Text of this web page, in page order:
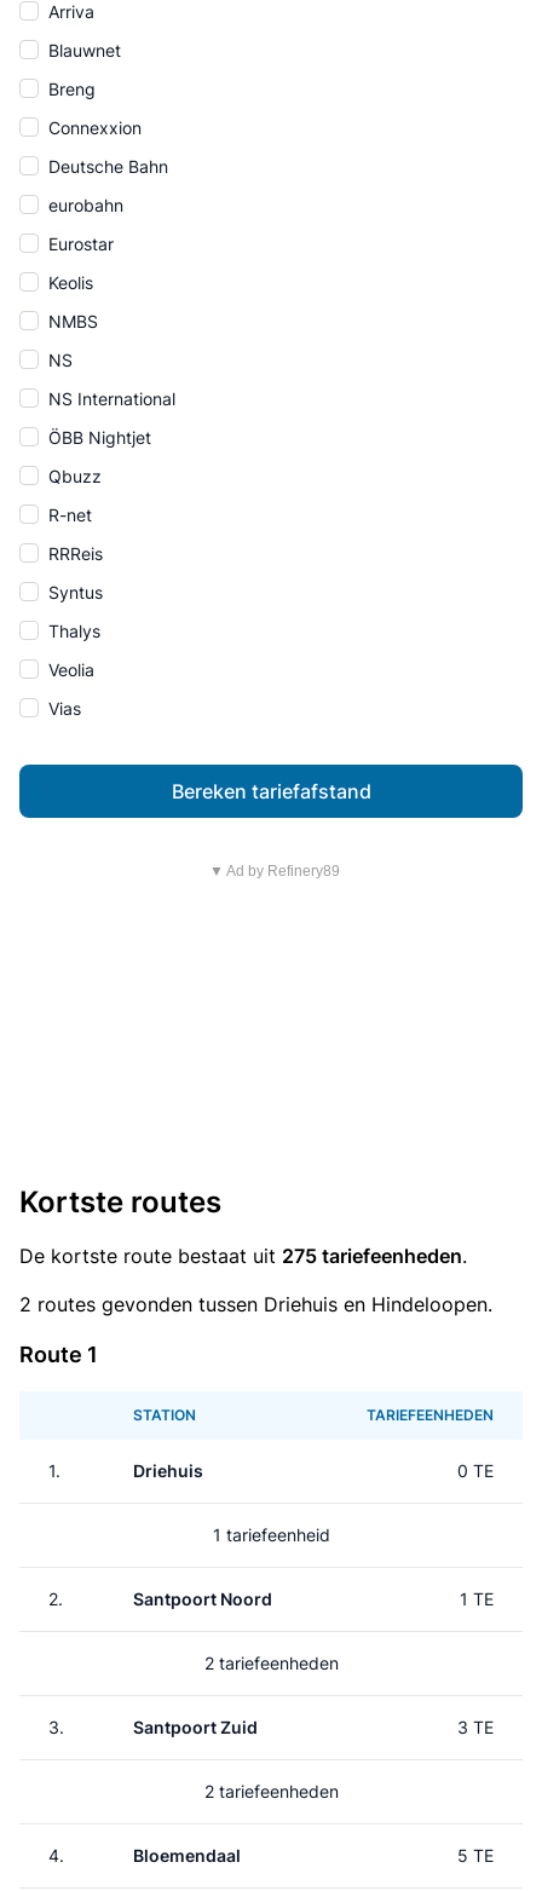
Arriva
Blauwnet
Breng
Connexxion
Deutsche Bahn
eurobahn
Eurostar
Keolis
NMBS
NS
NS International
ÖBB Nightjet
Qbuzz
R-net
RRReis
Syntus
Thalys
Veolia
Vias
Bereken tariefafstand
▼ Ad by Refinery89
Kortste routes
De kortste route bestaat uit 275 tariefeenheden.
2 routes gevonden tussen Driehuis en Hindeloopen.
Route 1
STATION TARIEFEENHEDEN
1. Driehuis 0 TE
1 tariefeenheid
2. Santpoort Noord 1 TE
2 tariefeenheden
3. Santpoort Zuid 3 TE
2 tariefeenheden
4. Bloemendaal 5 TE